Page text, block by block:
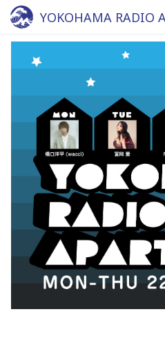
YOKOHAMA RADIO
yokohama 84.7